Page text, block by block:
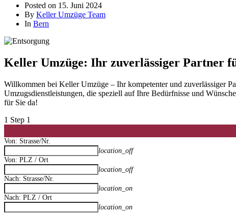
Posted on 15. Juni 2024
By Keller Umzüge Team
In Bern
Keller Umzüge: Ihr zuverlässiger Partner
Willkommen bei Keller Umzüge – Ihr kompetenter und zuverlässiger
Umzugsdienstleistungen, die speziell auf Ihre Bedürfnisse und
für Sie da!
1 Step 1
Von: Strasse/Nr.
location_off
Von: PLZ / Ort
location_off
Nach: Strasse/Nr.
location_on
Nach: PLZ / Ort
location_on